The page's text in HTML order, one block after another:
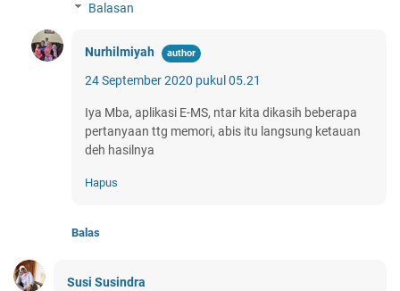
Balasan
Nurhilmiyah
24 September 2020 pukul 05.21
Iya Mba, aplikasi E-MS, ntar kita dikasih beberapa
pertanyaan ttg memori, abis itu langsung ketauan
deh hasilnya
Hapus
Balas
Susi Susindra